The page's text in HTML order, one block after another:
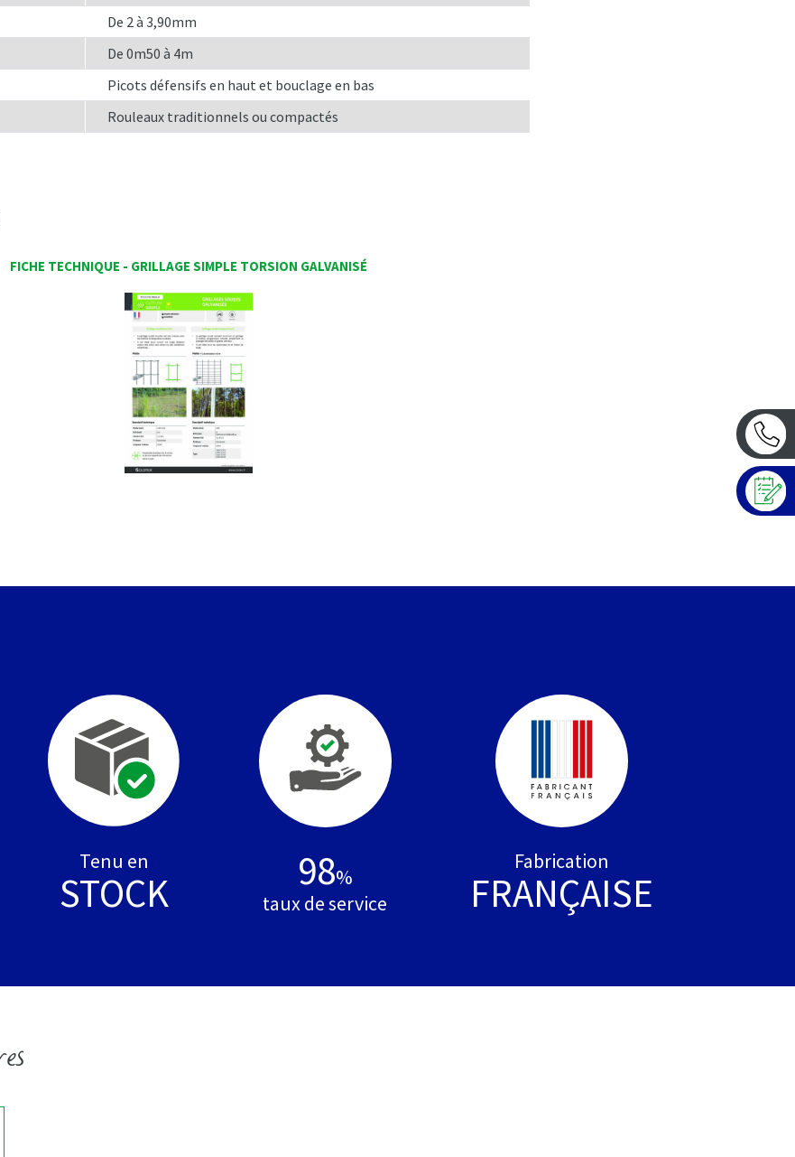
De 2 à 3,90mm
De 0m50 à 4m
Picots défensifs en haut et bouclage en bas
Rouleaux traditionnels ou compactés
FICHE TECHNIQUE - GRILLAGE SIMPLE TORSION GALVANISÉ
Tenu en
STOCK 98%
taux de service
Fabrication
FRANÇAISE